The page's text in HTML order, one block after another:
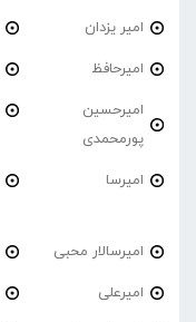
امیر یزدان
امیرحافظ
امیرحسین
پورمحمدی
امیرسا
امیرسالار محبی
امیرعلی